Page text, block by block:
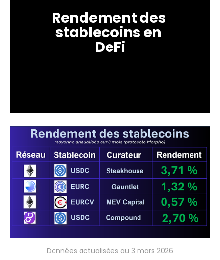
Rendement des
stablecoins en
DeFi
Données actualisées au 3 mars 2026